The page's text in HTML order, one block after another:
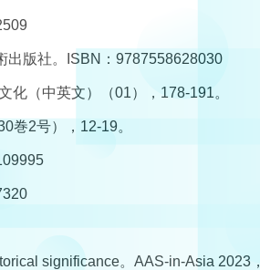
版社。ISBN：9787558628030
化（中英文）（01），178-191。
巻2号），12-19。
significance。AAS-in-Asia 2023，